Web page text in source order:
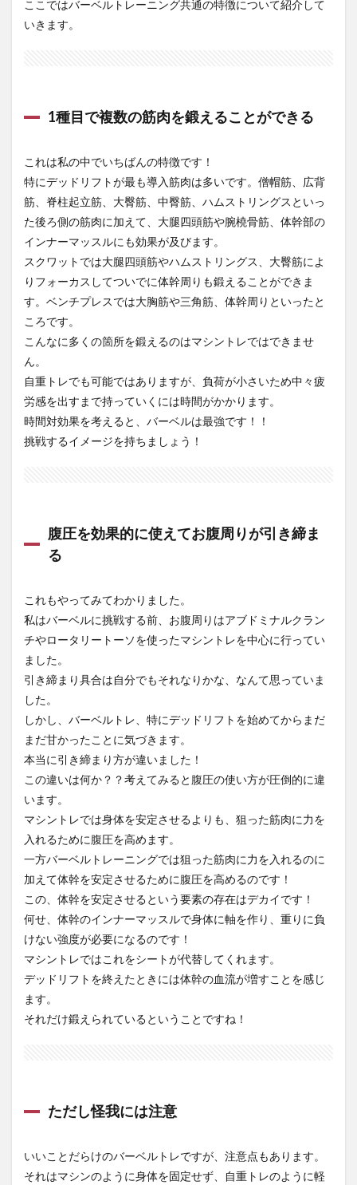
ビッ
グ3
ここではバーベルトレーニング共通の特徴について紹介して
いきます。
1種目で複数の筋肉を鍛えることができる
これは私の中でいちばんの特徴です！
特にデッドリフトが最も導入筋肉は多いです。僧帽筋、広背
筋、脊柱起立筋、大臀筋、中臀筋、ハムストリングスといっ
た後ろ側の筋肉に加えて、大腿四頭筋や腕橈骨筋、体幹部の
インナーマッスルにも効果が及びます。
スクワットでは大腿四頭筋やハムストリングス、大臀筋によ
りフォーカスしてついでに体幹周りも鍛えることができま
す。ベンチプレスでは大胸筋や三角筋、体幹周りといったと
ころです。
こんなに多くの箇所を鍛えるのはマシントレではできませ
ん。
自重トレでも可能ではありますが、負荷が小さいため中々疲
労感を出すまで持っていくには時間がかかります。
時間対効果を考えると、バーベルは最強です！！
挑戦するイメージを持ちましょう！
腹圧を効果的に使えてお腹周りが引き締ま
る
これもやってみてわかりました。
私はバーベルに挑戦する前、お腹周りはアブドミナルクラン
チやロータリートーソを使ったマシントレを中心に行ってい
ました。
引き締まり具合は自分でもそれなりかな、なんて思っていま
した。
しかし、バーベルトレ、特にデッドリフトを始めてからまだ
まだ甘かったことに気づきます。
本当に引き締まり方が違いました！
この違いは何か？？考えてみると腹圧の使い方が圧倒的に違
います。
マシントレでは身体を安定させるよりも、狙った筋肉に力を
入れるために腹圧を高めます。
一方バーベルトレーニングでは狙った筋肉に力を入れるのに
加えて体幹を安定させるために腹圧を高めるのです！
この、体幹を安定させるという要素の存在はデカイです！
何せ、体幹のインナーマッスルで身体に軸を作り、重りに負
けない強度が必要になるのです！
マシントレではこれをシートが代替してくれます。
デッドリフトを終えたときには体幹の血流が増すことを感じ
ます。
それだけ鍛えられているということですね！
ただし怪我には注意
いいことだらけのバーベルトレですが、注意点もあります。
それはマシンのように身体を固定せず、自重トレのように軽